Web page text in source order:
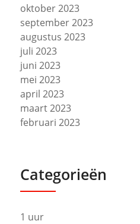
oktober 2023
september 2023
augustus 2023
juli 2023
juni 2023
mei 2023
april 2023
maart 2023
februari 2023
Categorieën
1 uur